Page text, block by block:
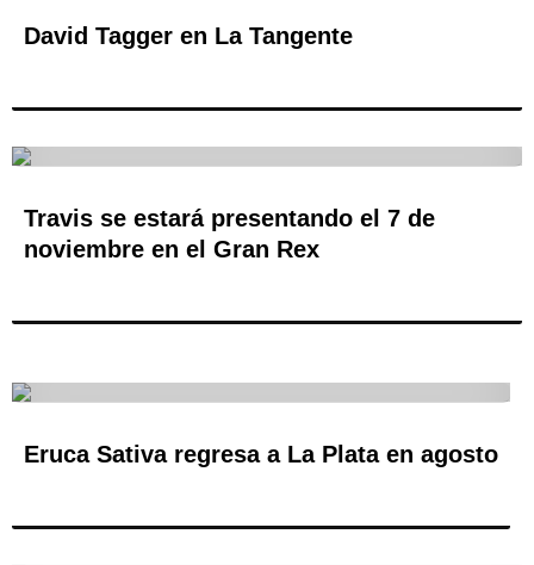
David Tagger en La Tangente
Travis se estará presentando el 7 de
noviembre en el Gran Rex
Eruca Sativa regresa a La Plata en agosto